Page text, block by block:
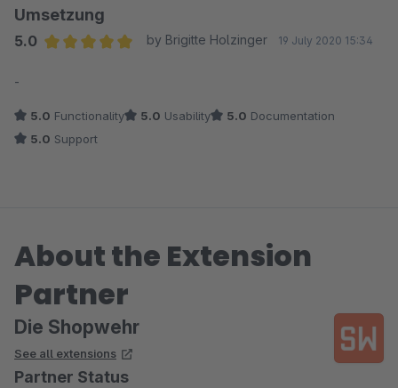
Wir haben uns daher entschieden, die bisherigen
Umsetzung
5.0
by Brigitte Holzinger 19 July 2020 15:34
-
5.0 Functionality 5.0 Usability 5.0 Documentation
5.0 Support
About the Extension
Partner
Die Shopwehr
See all extensions
Partner Status